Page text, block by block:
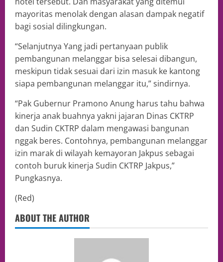
mayoritas menolak dengan alasan dampak negatif
bagi sosial dilingkungan.
“Selanjutnya Yang jadi pertanyaan publik
pembangunan melanggar bisa selesai dibangun,
meskipun tidak sesuai dari izin masuk ke kantong
siapa pembangunan melanggar itu,” sindirnya.
“Pak Gubernur Pramono Anung harus tahu bahwa
kinerja anak buahnya yakni jajaran Dinas CKTRP
dan Sudin CKTRP dalam mengawasi bangunan
nggak beres. Contohnya, pembangunan melanggar
izin marak di wilayah kemayoran Jakpus sebagai
contoh buruk kinerja Sudin CKTRP Jakpus,”
Pungkasnya.
(Red)
ABOUT THE AUTHOR